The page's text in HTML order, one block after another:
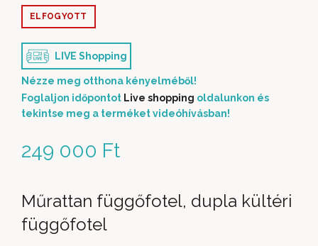
249 000 Ft
ELFOGYOTT
LIVE Shopping
Nézze meg otthona kényelméből!
Foglaljon időpontot Live shopping oldalunkon és
tekintse meg a terméket videóhívásban!
Műrattan függőfotel, dupla kültéri
függőfotel